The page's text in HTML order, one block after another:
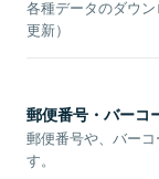
各種データのダウ
更新）
郵便番号・バーコ
郵便番号や、バー
す。